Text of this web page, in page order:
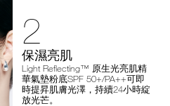
2
保濕亮肌
Light Reflecting™ 原生光亮肌精
華氣墊粉底SPF 50+/PA++可即
時提昇肌膚光澤，持續24小時綻
放光芒。